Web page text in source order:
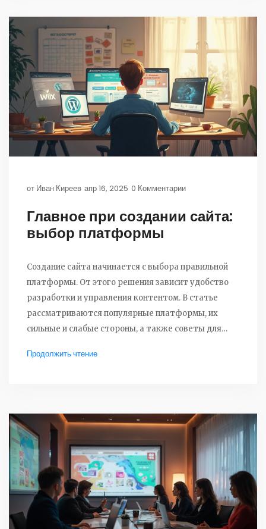
но и психологически. Всё на практике и без воды.
от Иван Киреев апр 16, 2025 0 Комментарии
Главное при создании сайта:
выбор платформы
Создание сайта начинается с выбора правильной
платформы. От этого решения зависит удобство
разработки и управления контентом. В статье
рассматриваются популярные платформы, их
сильные и слабые стороны, а также советы для
сайт без лишних затрат.
Продолжить чтение